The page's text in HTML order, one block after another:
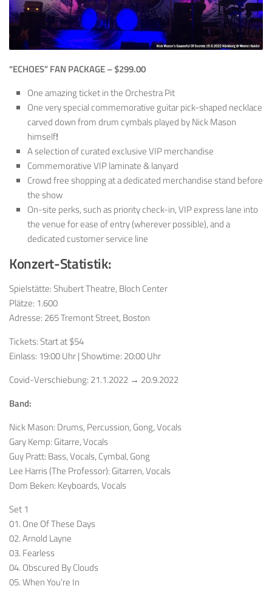
“ECHOES” FAN PACKAGE – $299.00
One amazing ticket in the Orchestra Pit
One very special commemorative guitar pick-shaped necklace
carved down from drum cymbals played by Nick Mason
himself!
A selection of curated exclusive VIP merchandise
Commemorative VIP laminate & lanyard
Crowd free shopping at a dedicated merchandise stand before
the show
On-site perks, such as priority check-in, VIP express lane into
the venue for ease of entry (wherever possible), and a
dedicated customer service line
Konzert-Statistik:
Spielstätte: Shubert Theatre, Bloch Center
Plätze: 1.600
Adresse: 265 Tremont Street, Boston
Tickets: Start at $54
Einlass: 19:00 Uhr | Showtime: 20:00 Uhr
Covid-Verschiebung: 21.1.2022 → 20.9.2022
Band:
Nick Mason: Drums, Percussion, Gong, Vocals
Gary Kemp: Gitarre, Vocals
Guy Pratt: Bass, Vocals, Cymbal, Gong
Lee Harris (The Professor): Gitarren, Vocals
Dom Beken: Keyboards, Vocals
Set 1
01. One Of These Days
02. Arnold Layne
03. Fearless
04. Obscured By Clouds
05. When You’re In